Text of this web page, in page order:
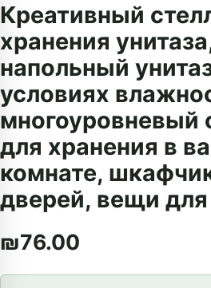
Креативный
хранения
напольный
условиях
многоуровневый
для хранения в
комнате,
дверей, вещи для
₪76.00